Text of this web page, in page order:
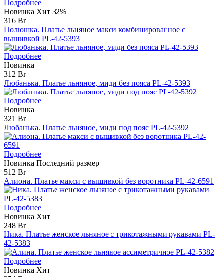
Подробнее
Новинка Хит 32%
316 Br
Полюшка. Платье льняное макси комбинированное с
вышивкой PL-42-5393
Подробнее
Новинка
312 Br
Любанька. Платье льняное, миди без пояса PL-42-5393
Подробнее
Новинка
321 Br
Любанька. Платье льняное, миди под пояс PL-42-5392
Подробнее
Новинка Последний размер
512 Br
Алиона. Платье макси с вышивкой без воротника PL-42-6591
Подробнее
Новинка Хит
248 Br
Ника. Платье женское льняное с трикотажными рукавами PL-
42-5383
Подробнее
Новинка Хит